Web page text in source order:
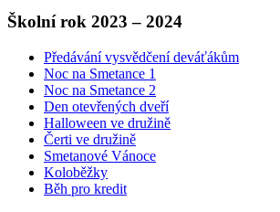
Školní rok 2023 – 2024
Předávání vysvědčení deváťákům
Noc na Smetance 1
Noc na Smetance 2
Den otevřených dveří
Halloween ve družině
Čerti ve družině
Smetanové Vánoce
Koloběžky
Běh pro kredit